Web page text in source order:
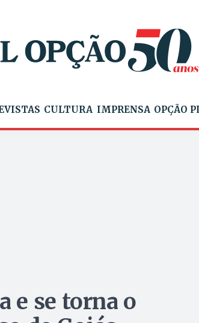
CULTURA IMPRENSA OPÇÃO
e se torna o